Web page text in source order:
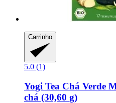
Carrinho
5.0 (1)
Yogi Tea Chá Verde
chá (30,60 g)